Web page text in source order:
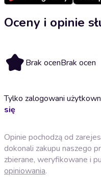
Oceny i opinie
Brak ocenBrak ocen
Tylko zalogowani
się
Opinie pochodzą od
dokonali zakupu naszego
zbierane, weryfikowane i
opiniowania.